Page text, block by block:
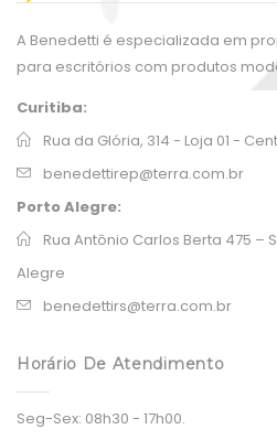
A Benedetti é especializada em
para escritórios com produtos
Curitiba:
Rua da Glória, 314 - Loja 01 -
benedettirep@terra.com.br
Porto Alegre:
Rua Antônio Carlos Berta 475 –
Alegre
benedettirs@terra.com.br
Horário De Atendimento
Seg-Sex: 08h30 - 17h00.